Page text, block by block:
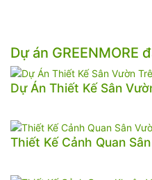
Dự án GREENMORE
Dự Án Thiết Kế Sân
Thiết Kế Cảnh Quan